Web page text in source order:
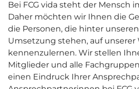
Bei FCG vida steht der Mensch
Daher möchten wir Ihnen die
die Personen, die hinter
Umsetzung stehen, auf unserer
kennenzulernen. Wir stellen
Mitglieder und alle
einen Eindruck Ihrer